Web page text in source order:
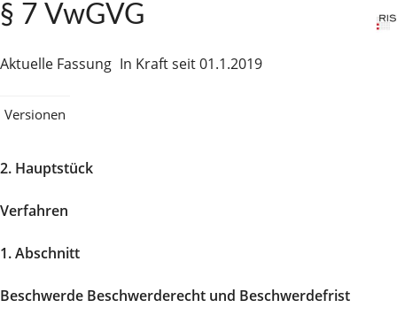
§ 7 VwGVG
Aktuelle Fassung In Kraft seit 01.1.2019
Versionen
2. Hauptstück
Verfahren
1. Abschnitt
Beschwerde Beschwerderecht und Beschwerdefrist